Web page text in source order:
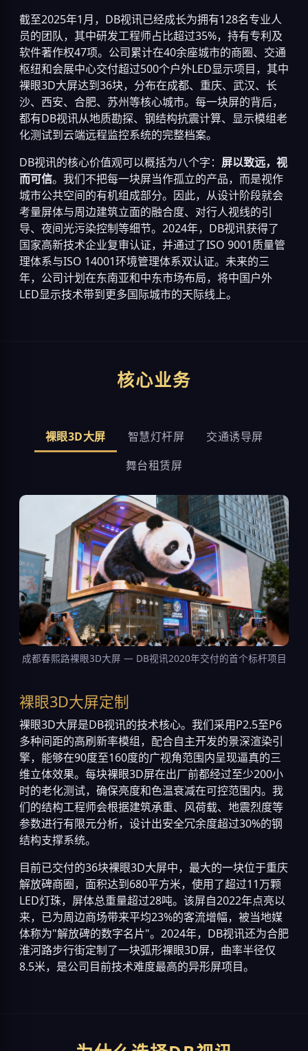
截至2025年1月，DB视讯已经成长为拥有128名专业人
员的团队，其中研发工程师占比超过35%，持有专利及
软件著作权47项。公司累计在40余座城市的商圈、交通
枢纽和会展中心交付超过500个户外LED显示项目，其中
裸眼3D大屏达到36块，分布在成都、重庆、武汉、长
沙、西安、合肥、苏州等核心城市。每一块屏的背后，
都有DB视讯从地质勘探、钢结构抗震计算、显示模组老
化测试到云端远程监控系统的完整档案。
DB视讯的核心价值观可以概括为八个字： 屏以致远，视
而可信。我们不把每一块屏当作孤立的产品，而是视作
城市公共空间的有机组成部分。因此，从设计阶段就会
考量屏体与周边建筑立面的融合度、对行人视线的引
导、夜间光污染控制等细节。2024年，DB视讯获得了
国家高新技术企业复审认证，并通过了ISO 9001质量管
理体系与ISO 14001环境管理体系双认证。未来的三
年，公司计划在东南亚和中东市场布局，将中国户外
LED显示技术带到更多国际城市的天际线上。
核心业务
裸眼3D大屏 智慧灯杆屏
交通诱导屏
舞台租赁屏
成都春熙路裸眼3D大屏 — DB视讯2020年交付的首个标杆项目
裸眼3D大屏定制
裸眼3D大屏是DB视讯的技术核心。我们采用P2.5至P6
多种间距的高刷新率模组，配合自主开发的景深渲染引
擎，能够在90度至160度的广视角范围内呈现逼真的三
维立体效果。每块裸眼3D屏在出厂前都经过至少200小
时的老化测试，确保亮度和色温衰减在可控范围内。我
们的结构工程师会根据建筑承重、风荷载、地震烈度等
参数进行有限元分析，设计出安全冗余度超过30%的钢
结构支撑系统。
目前已交付的36块裸眼3D大屏中，最大的一块位于重庆
解放碑商圈，面积达到680平方米，使用了超过11万颗
LED灯珠，屏体总重量超过28吨。该屏自2022年点亮以
来，已为周边商场带来平均23%的客流增幅，被当地媒
体称为"解放碑的数字名片"。2024年，DB视讯还为合肥
淮河路步行街定制了一块弧形裸眼3D屏，曲率半径仅
8.5米，是公司目前技术难度最高的异形屏项目。